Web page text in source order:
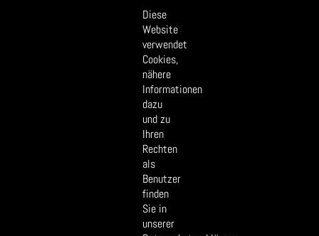
Diese
Website
verwendet
Cookies,
nähere
Informationen
dazu
und zu
Ihren
Rechten
als
Benutzer
finden
Sie in
unserer